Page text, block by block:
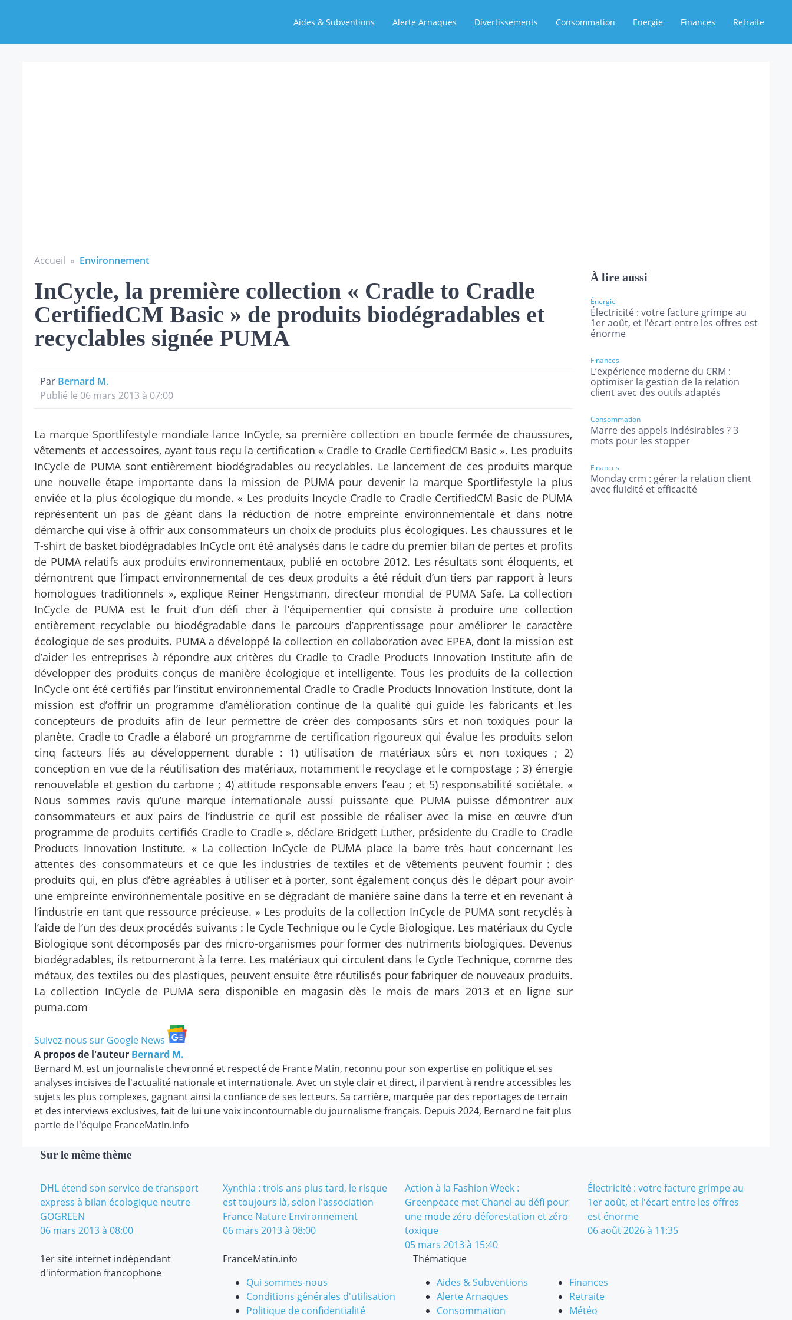
Aides & Subventions Alerte Arnaques Divertissements Consommation Energie Finances Retraite
Accueil » Environnement
InCycle, la première collection « Cradle to Cradle
CertifiedCM Basic » de produits biodégradables et
recyclables signée PUMA
Par Bernard M.
Publié le 06 mars 2013 à 07:00
La marque Sportlifestyle mondiale lance InCycle, sa première collection en boucle fermée de chaussures,
vêtements et accessoires, ayant tous reçu la certification « Cradle to Cradle CertifiedCM Basic ». Les produits
InCycle de PUMA sont entièrement biodégradables ou recyclables. Le lancement de ces produits marque
une nouvelle étape importante dans la mission de PUMA pour devenir la marque Sportlifestyle la plus
enviée et la plus écologique du monde. « Les produits Incycle Cradle to Cradle CertifiedCM Basic de PUMA
représentent un pas de géant dans la réduction de notre empreinte environnementale et dans notre
démarche qui vise à offrir aux consommateurs un choix de produits plus écologiques. Les chaussures et le
T-shirt de basket biodégradables InCycle ont été analysés dans le cadre du premier bilan de pertes et profits
de PUMA relatifs aux produits environnementaux, publié en octobre 2012. Les résultats sont éloquents, et
démontrent que l’impact environnemental de ces deux produits a été réduit d’un tiers par rapport à leurs
homologues traditionnels », explique Reiner Hengstmann, directeur mondial de PUMA Safe. La collection
InCycle de PUMA est le fruit d’un défi cher à l’équipementier qui consiste à produire une collection
entièrement recyclable ou biodégradable dans le parcours d’apprentissage pour améliorer le caractère
écologique de ses produits. PUMA a développé la collection en collaboration avec EPEA, dont la mission est
d’aider les entreprises à répondre aux critères du Cradle to Cradle Products Innovation Institute afin de
développer des produits conçus de manière écologique et intelligente. Tous les produits de la collection
InCycle ont été certifiés par l’institut environnemental Cradle to Cradle Products Innovation Institute, dont la
mission est d’offrir un programme d’amélioration continue de la qualité qui guide les fabricants et les
concepteurs de produits afin de leur permettre de créer des composants sûrs et non toxiques pour la
planète. Cradle to Cradle a élaboré un programme de certification rigoureux qui évalue les produits selon
cinq facteurs liés au développement durable : 1) utilisation de matériaux sûrs et non toxiques ; 2)
conception en vue de la réutilisation des matériaux, notamment le recyclage et le compostage ; 3) énergie
renouvelable et gestion du carbone ; 4) attitude responsable envers l’eau ; et 5) responsabilité sociétale. «
Nous sommes ravis qu’une marque internationale aussi puissante que PUMA puisse démontrer aux
consommateurs et aux pairs de l’industrie ce qu’il est possible de réaliser avec la mise en œuvre d’un
programme de produits certifiés Cradle to Cradle », déclare Bridgett Luther, présidente du Cradle to Cradle
Products Innovation Institute. « La collection InCycle de PUMA place la barre très haut concernant les
attentes des consommateurs et ce que les industries de textiles et de vêtements peuvent fournir : des
produits qui, en plus d’être agréables à utiliser et à porter, sont également conçus dès le départ pour avoir
une empreinte environnementale positive en se dégradant de manière saine dans la terre et en revenant à
l’industrie en tant que ressource précieuse. » Les produits de la collection InCycle de PUMA sont recyclés à
l’aide de l’un des deux procédés suivants : le Cycle Technique ou le Cycle Biologique. Les matériaux du Cycle
Biologique sont décomposés par des micro-organismes pour former des nutriments biologiques. Devenus
biodégradables, ils retourneront à la terre. Les matériaux qui circulent dans le Cycle Technique, comme des
métaux, des textiles ou des plastiques, peuvent ensuite être réutilisés pour fabriquer de nouveaux produits.
La collection InCycle de PUMA sera disponible en magasin dès le mois de mars 2013 et en ligne sur
puma.com
Suivez-nous sur Google News
A propos de l'auteur Bernard M.
Bernard M. est un journaliste chevronné et respecté de France Matin, reconnu pour son expertise en politique et ses
analyses incisives de l'actualité nationale et internationale. Avec un style clair et direct, il parvient à rendre accessibles les
sujets les plus complexes, gagnant ainsi la confiance de ses lecteurs. Sa carrière, marquée par des reportages de terrain
et des interviews exclusives, fait de lui une voix incontournable du journalisme français. Depuis 2024, Bernard ne fait plus
partie de l'équipe FranceMatin.info
À lire aussi
Énergie
Électricité : votre facture grimpe au
1er août, et l'écart entre les offres est
énorme
Finances
L’expérience moderne du CRM :
optimiser la gestion de la relation
client avec des outils adaptés
Consommation
Marre des appels indésirables ? 3
mots pour les stopper
Finances
Monday crm : gérer la relation client
avec fluidité et efficacité
Sur le même thème
DHL étend son service de transport
express à bilan écologique neutre
GOGREEN
06 mars 2013 à 08:00
Xynthia : trois ans plus tard, le risque
est toujours là, selon l'association
France Nature Environnement
06 mars 2013 à 08:00
Action à la Fashion Week :
Greenpeace met Chanel au défi pour
une mode zéro déforestation et zéro
toxique
05 mars 2013 à 15:40
Électricité : votre facture grimpe au
1er août, et l'écart entre les offres
est énorme
06 août 2026 à 11:35
1er site internet indépendant
d'information francophone
FranceMatin.info
Qui sommes-nous
Conditions générales d'utilisation
Politique de confidentialité
Thématique
Aides & Subventions
Alerte Arnaques
Consommation
Finances
Retraite
Météo